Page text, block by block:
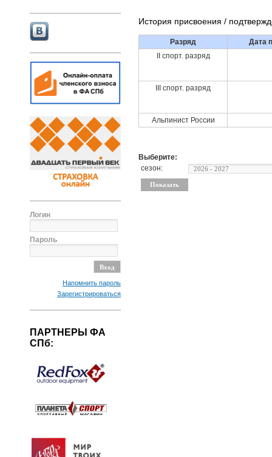
Логин
Пароль
Напомнить пароль
Зарегистрироваться
ПАРТНЕРЫ ФА
СПб:
История присвоения /
Разряд
Дата
II спорт. разряд
III спорт. разряд
Альпинист России
Выберите:
сезон: